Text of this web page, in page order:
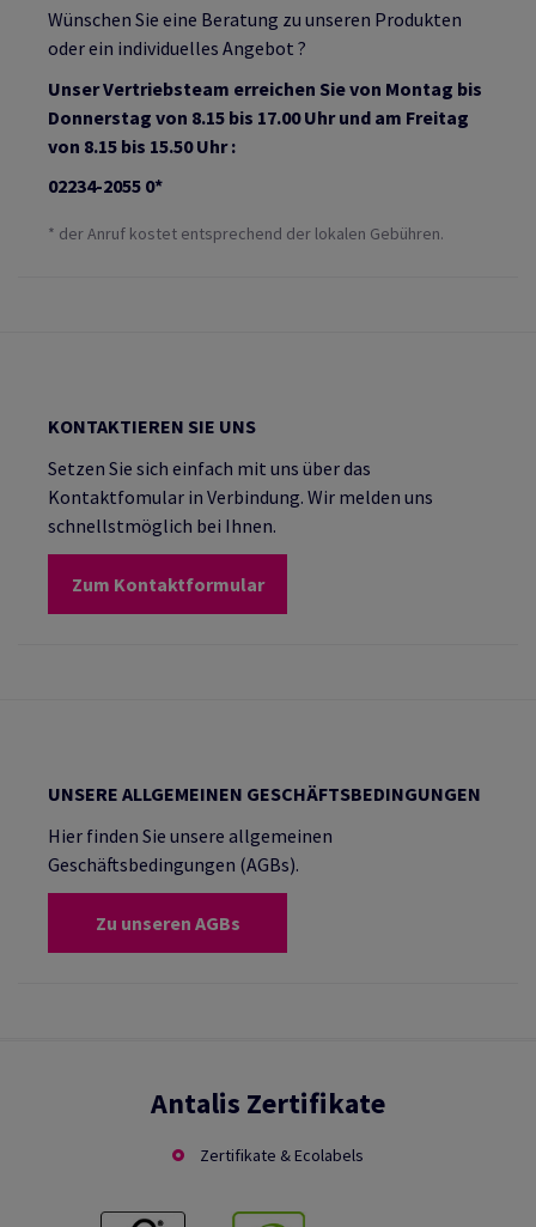
Wünschen Sie eine Beratung zu unseren Produkten
oder ein individuelles Angebot ?
Unser Vertriebsteam erreichen Sie von Montag bis
Donnerstag von 8.15 bis 17.00 Uhr und am Freitag
von 8.15 bis 15.50 Uhr :
02234-2055 0*
* der Anruf kostet entsprechend der lokalen Gebühren.
KONTAKTIEREN SIE UNS
Setzen Sie sich einfach mit uns über das
Kontaktfomular in Verbindung. Wir melden uns
schnellstmöglich bei Ihnen.
Zum Kontaktformular
UNSERE ALLGEMEINEN GESCHÄFTSBEDINGUNGEN
Hier finden Sie unsere allgemeinen
Geschäftsbedingungen (AGBs).
Zu unseren AGBs
Antalis Zertifikate
Zertifikate & Ecolabels